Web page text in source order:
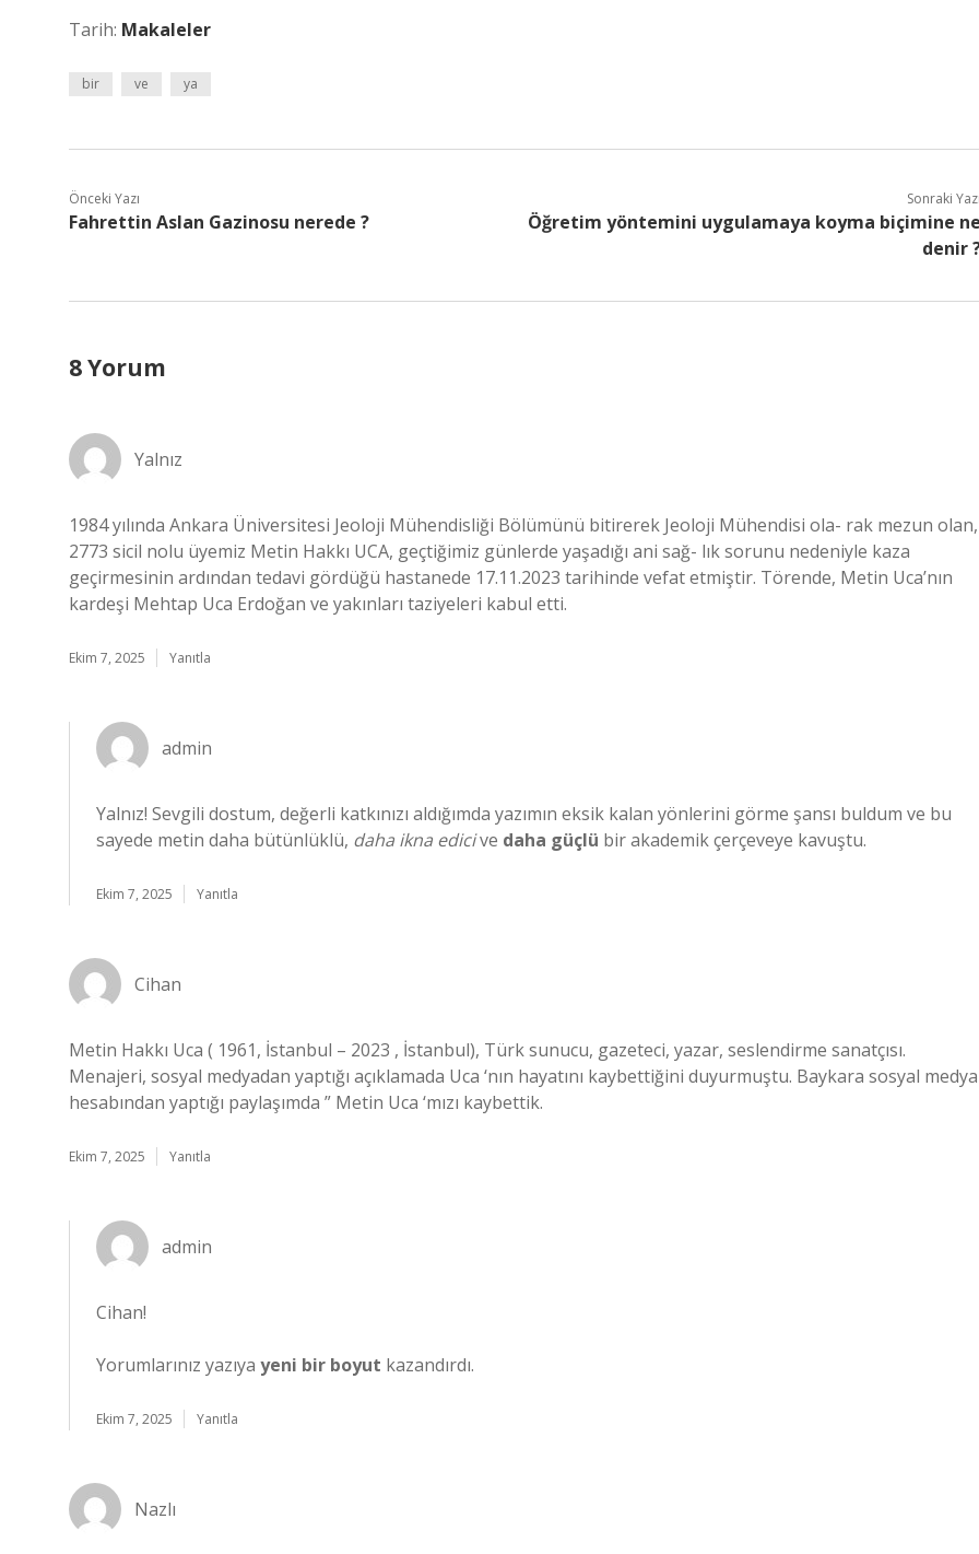
Tarih: Makaleler
bir ve ya
Önceki Yazı
Fahrettin Aslan Gazinosu nerede ?
Sonraki
Öğretim yöntemini uygulamaya koyma biçimine
denir
8 Yorum
Yalnız
1984 yılında Ankara Üniversitesi Jeoloji Mühendisliği Bölümünü bitirerek Jeoloji Mühendisi ola- rak mezun olan,
2773 sicil nolu üyemiz Metin Hakkı UCA, geçtiğimiz günlerde yaşadığı ani sağ- lık sorunu nedeniyle kaza
geçirmesinin ardından tedavi gördüğü hastanede 17.11.2023 tarihinde vefat etmiştir. Törende, Metin Uca’nın
kardeşi Mehtap Uca Erdoğan ve yakınları taziyeleri kabul etti.
Ekim 7, 2025 Yanıtla
admin
Yalnız! Sevgili dostum, değerli katkınızı aldığımda yazımın eksik kalan yönlerini görme şansı buldum ve bu
sayede metin daha bütünlüklü, daha ikna edicive daha güçlü bir akademik çerçeveye kavuştu.
Ekim 7, 2025 Yanıtla
Cihan
Metin Hakkı Uca ( 1961, İstanbul – 2023 , İstanbul), Türk sunucu, gazeteci, yazar, seslendirme sanatçısı.
Menajeri, sosyal medyadan yaptığı açıklamada Uca ‘nın hayatını kaybettiğini duyurmuştu. Baykara sosyal medya
hesabından yaptığı paylaşımda ” Metin Uca ‘mızı kaybettik.
Ekim 7, 2025 Yanıtla
admin
Cihan!
Yorumlarınız yazıya yeni bir boyut kazandırdı.
Ekim 7, 2025 Yanıtla
Nazlı